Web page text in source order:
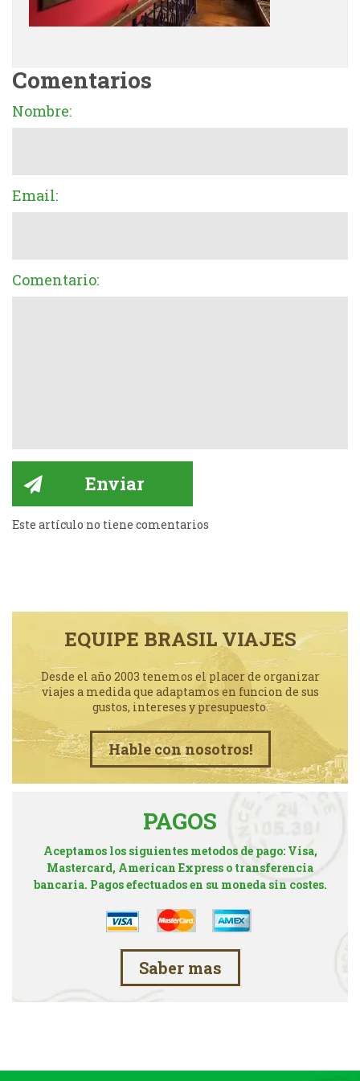
Comentarios
Nombre:
Email:
Comentario:
Este artículo no tiene comentarios
EQUIPE BRASIL VIAJES
Desde el año 2003 tenemos el placer de organizar
viajes a medida que adaptamos en funcion de sus
gustos, intereses y presupuesto.
Hable con nosotros!
PAGOS
Aceptamos los siguientes metodos de pago: Visa,
Mastercard, American Express o transferencia
bancaria. Pagos efectuados en su moneda sin costes.
Saber mas